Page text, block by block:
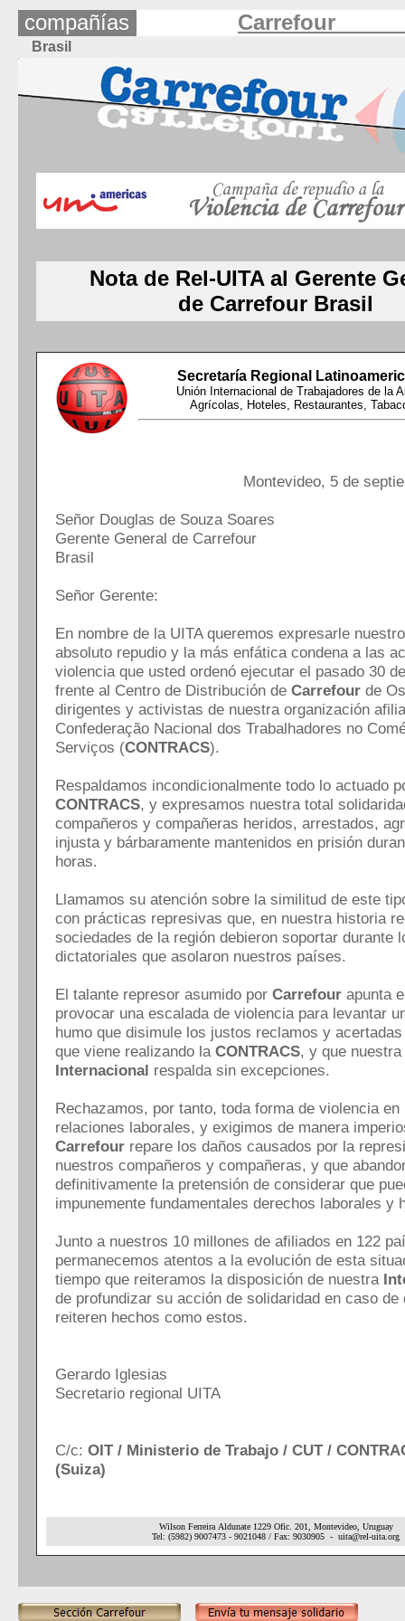
compañías Carrefour
Brasil
Nota de Rel-UITA al Gerente
de Carrefour Brasil
Secretaría Regional
Unión Internacional de Trabajadores de la
Agrícolas, Hoteles, Restaurantes,
Montevideo, 5 de
Señor Douglas de Souza Soares
Gerente General de Carrefour
Brasil
Señor Gerente:
En nombre de la UITA queremos expresarle
absoluto repudio y la más enfática condena a las
violencia que usted ordenó ejecutar el pasado 30
frente al Centro de Distribución de Carrefour de
dirigentes y activistas de nuestra organización
Confederação Nacional dos Trabalhadores no
Serviços (CONTRACS).
Respaldamos incondicionalmente todo lo actuado
CONTRACS, y expresamos nuestra total
compañeros y compañeras heridos, arrestados,
injusta y bárbaramente mantenidos en prisión
horas.
Llamamos su atención sobre la similitud de este
con prácticas represivas que, en nuestra historia
sociedades de la región debieron soportar durante
dictatoriales que asolaron nuestros países.
El talante represor asumido por Carrefour apunta
provocar una escalada de violencia para levantar
humo que disimule los justos reclamos y
que viene realizando la CONTRACS, y que nuestra
Internacional respalda sin excepciones.
Rechazamos, por tanto, toda forma de violencia en
relaciones laborales, y exigimos de manera
Carrefour repare los daños causados por la
nuestros compañeros y compañeras, y que
definitivamente la pretensión de considerar que
impunemente fundamentales derechos laborales y
Junto a nuestros 10 millones de afiliados en 122
permanecemos atentos a la evolución de esta
tiempo que reiteramos la disposición de nuestra
de profundizar su acción de solidaridad en caso de
reiteren hechos como estos.
Gerardo Iglesias
Secretario regional UITA
C/c: OIT / Ministerio de Trabajo / CUT /
(Suiza)
Wilson Ferreira Aldunate 1229 Ofic. 201
Montevideo, Uruguay
Tel: (5982) 9007473 - 9021048 / Fax: 9030905 - uita@rel-uita.org